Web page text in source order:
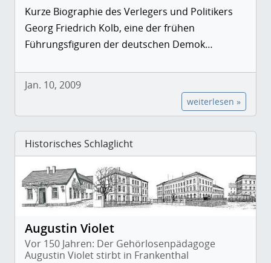
Kurze Biographie des Verlegers und Politikers
Georg Friedrich Kolb, eine der frühen
Führungsfiguren der deutschen Demok…
Jan. 10, 2009
weiterlesen »
Historisches Schlaglicht
Augustin Violet
Vor 150 Jahren: Der Gehörlosenpädagoge
Augustin Violet stirbt in Frankenthal